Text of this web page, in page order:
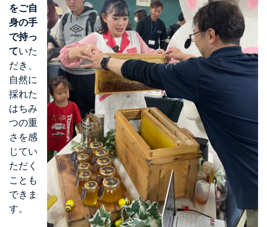
をご自
身の手
で持っ
ていた
だき、
自然に
採れた
はちみ
つの重
さを感
じてい
ただく
ことも
できま
す。